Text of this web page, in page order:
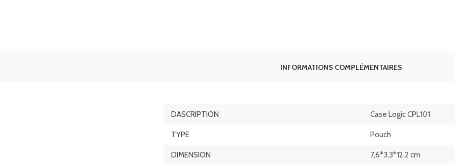
INFORMATIONS COMPLÉMENTAIRES
DASCRIPTION Case Logic CPL101
TYPE Pouch
DIMENSION 7,6*3,3*12,2 cm